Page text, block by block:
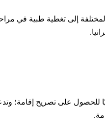
إلى تغطية طبية في مراحل
على تصريح إقامة؛ وتدعم